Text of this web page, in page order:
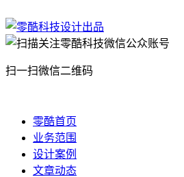
扫一扫微信二维码
零酷首页
业务范围
设计案例
文章动态